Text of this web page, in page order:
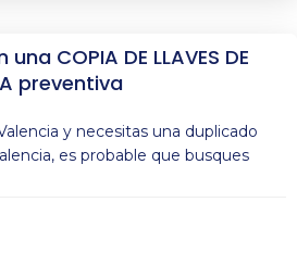
COPIA DE LLAVES DE
preventiva
y necesitas una duplicado
es probable que busques